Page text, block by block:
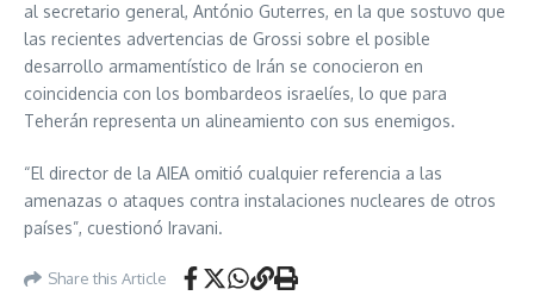
al secretario general, António Guterres, en la que sostuvo que
las recientes advertencias de Grossi sobre el posible
desarrollo armamentístico de Irán se conocieron en
coincidencia con los bombardeos israelíes, lo que para
Teherán representa un alineamiento con sus enemigos.
“El director de la AIEA omitió cualquier referencia a las
amenazas o ataques contra instalaciones nucleares de otros
países”, cuestionó Iravani.
Share this Article